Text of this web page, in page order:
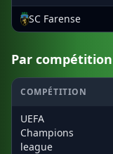
SC Farense
Par compétition
COMPÉTITION
UEFA
Champions
league